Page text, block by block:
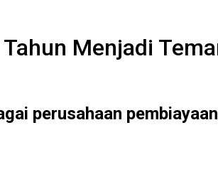
Menjadi
perusahaan